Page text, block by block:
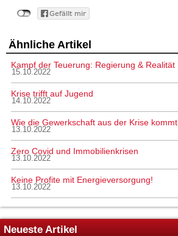
Ähnliche Artikel
Kampf der Teuerung: Regierung & Realität
15.10.2022
Krise trifft auf Jugend
14.10.2022
Wie die Gewerkschaft aus der Krise kommt
13.10.2022
Zero Covid und Immobilienkrisen
13.10.2022
Keine Profite mit Energieversorgung!
13.10.2022
Neueste Artikel